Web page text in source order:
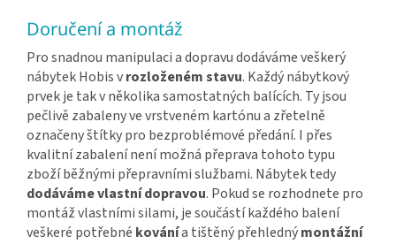
Doručení a montáž
Pro snadnou manipulaci a dopravu dodáváme veškerý
nábytek Hobis vrozloženém stavu. Každý nábytkový
prvek je tak v několika samostatných balících. Ty jsou
pečlivě zabaleny ve vrstveném kartónu a zřetelně
označeny štítky pro bezproblémové předání. I přes
kvalitní zabalení není možná přeprava tohoto typu
zboží běžnými přepravními službami. Nábytek tedy
dodáváme vlastní dopravou. Pokud se rozhodnete pro
montáž vlastními silami, je součástí každého balení
veškeré potřebné kovánía tištěný přehlednýmontážní